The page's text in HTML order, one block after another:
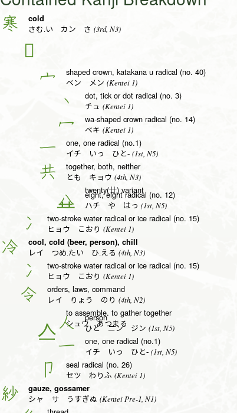
寒 cold
さむ.い カン さ (3rd, N3)
𡨄
宀 shaped crown, katakana u radical (no. 40)
ベン メン (Kentei 1)
丶 dot, tick or dot radical (no. 3)
チュ (Kentei 1)
冖 wa-shaped crown radical (no. 14)
ベキ (Kentei 1)
一 one, one radical (no.1)
イチ いっ ひと- (1st, N5)
共 together, both, neither
とも キョウ (4th, N3)
twenty(廿) variant
八 eight, eight radical (no. 12)
ハチ や はっ (1st, N5)
冫 two-stroke water radical or ice radical (no. 15)
ヒョウ こおり (Kentei 1)
冷 cool, cold (beer, person), chill
レイ つめ.たい ひ.える (4th, N3)
冫 two-stroke water radical or ice radical (no. 15)
ヒョウ こおり (Kentei 1)
令 orders, laws, command
レイ りょう のり (4th, N2)
to assemble. to gather together
シュウ あつまる
人 person
ひと ニン ジン (1st, N5)
一 one, one radical (no.1)
イチ いっ ひと- (1st, N5)
卩 seal radical (no. 26)
セツ わりふ (Kentei 1)
紗 gauze, gossamer
シャ サ うすぎぬ (Kentei Pre-1, N1)